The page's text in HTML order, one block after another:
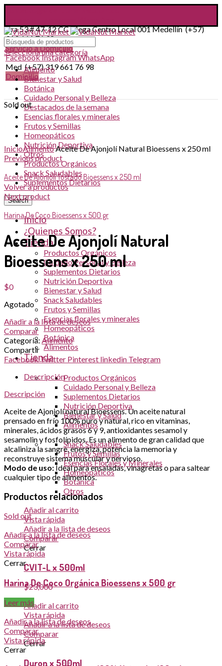
Cra 53 # 47-12 CC Mega Centro Local 001 Medellín (+57)
319 661 76 98
Servicio a Domicilio
FacebookInstagramWhatsApp
Med (+57) 319 661 76 98
Domicilio
Selecciona una categoría
Alimento
Bienestar y Salud
Botánica
Cuidado Personal y Belleza
Destacados de la semana
Esencias florales y minerales
Frutos y Semillas
Homeopáticos
Nutrición Deportiva
Otros
Productos Orgánicos
Snack Saludables
Suplementos Dietarios
Search
Inicio
¿Quienes Somos?
Tienda
Productos Orgánicos
Cuidado Personal y Belleza
Suplementos Dietarios
Nutrición Deportiva
Bienestar y Salud
Snack Saludables
Frutos y Semillas
Esencias florales y minerales
Homeopáticos
Botánica
Alimentos
Tienda
Productos Orgánicos
Cuidado Personal y Belleza
Suplementos Dietarios
Nutrición Deportiva
Bienestar y Salud
Alimentos
Snack Saludables
Frutos y Semillas
Esencias Florales y Minerales
Homeopáticos
Botánica
Otros
Añadir al carrito
Vista rápida
Añadir a la lista de deseos
Comparar
Cerrar
CVIT-L x 500ml
$23,000
Añadir al carrito
Vista rápida
Añadir a la lista de deseos
Comparar
Cerrar
Duron x 500ml
Sold out
Click to enlarge
InicioAlimentoAceite De Ajonjolí Natural Bioessens x 250 ml
Previous product
Aceite De Ajonjolí Tostado Bioessens x 250 ml
Volver a productos
Next product
Harina De Coco Bioessens x 500 gr
Aceite De Ajonjolí Natural
Bioessens x 250 ml
$0
Agotado
Añadir a la lista de deseos
Comparar
Categoría: Alimento
Compartir
FacebookTwitter Pinterest linkedin Telegram
Descripción
Descripción
Aceite de Ajonjolí natural Bioessens. Un aceite natural
prensado en frío 100% puro y natural, rico en vitaminas,
minerales, ácidos grasos 6 y 9, antioxidantes sesamol y
sesamolin y fosfolípidos. Es un alimento de gran calidad que
alcaliniza la sangre, energiza, potencia la memoria y
reconstruye sistema muscular y nervioso.
Modo de uso:Ideal para ensaladas, vinagretas o para saltear
cualquier tipo de alimentos.
Productos relacionados
Sold out
Añadir a la lista de deseos
Comparar
Vista rápida
Cerrar
Harina De Coco Orgánica Bioessens x 500 gr
Leer más
Añadir a la lista de deseos
Comparar
Vista rápida
Cerrar